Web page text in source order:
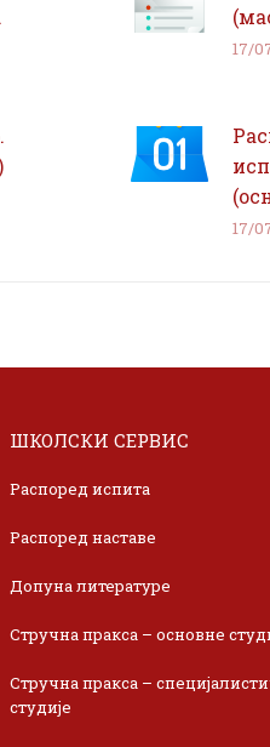
17/
17/
ШКОЛСКИ СЕРВИС
Распоред испита
Распоред наставе
Допуна литературе
Стручна пракса – основне
Стручна пракса –
студије